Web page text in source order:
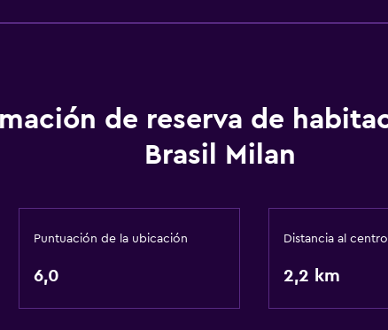
de reserva de
Brasil Milan
Puntuación de la ubicación
6,0
Distancia al centro
2,2 km